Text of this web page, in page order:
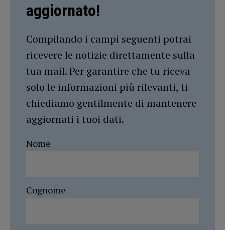
aggiornato!
Compilando i campi seguenti potrai
ricevere le notizie direttamente sulla
tua mail. Per garantire che tu riceva
solo le informazioni più rilevanti, ti
chiediamo gentilmente di mantenere
aggiornati i tuoi dati.
Nome
Cognome